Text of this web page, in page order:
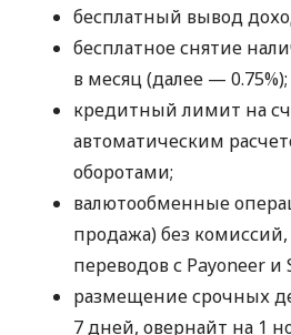
бесплатный вывод
бесплатное снятие
в месяц (далее — 0.75%);
кредитный лимит на
автоматическим
оборотами;
валютообменные
продажа) без
переводов с Payoneer и
размещение срочных
7 дней, овернайт на 1